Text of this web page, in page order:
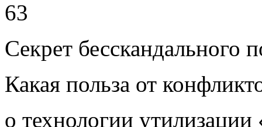
63
Секрет бесскандального
Какая польза от
о технологии